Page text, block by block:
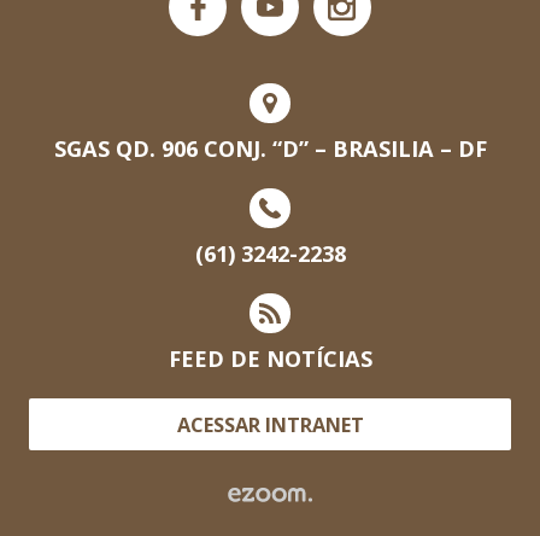
SGAS QD. 906 CONJ. “D” – BRASILIA – DF
(61) 3242-2238
FEED DE NOTÍCIAS
ACESSAR INTRANET